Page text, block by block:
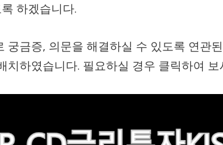
하겠습니다.
궁금증, 의문을 해결하실 수 있도록 연관
치하였습니다. 필요하실 경우 클릭하여